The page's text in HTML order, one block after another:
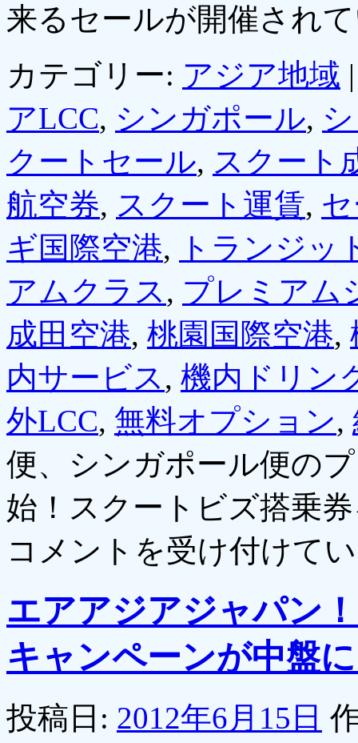
来るセールが開催され
カテゴリー: アジア地域 |
アLCC, シンガポール,
クートセール, スクート
航空券, スクート運賃,
ギ国際空港,
トランジッ
アムクラス , プレミアム
成田空港, 桃園国際空港,
内サービス , 機内ドリン
外LCC, 無料オプション,
便、シンガポール便の
始！スクートビズ搭乗
コメントを受け付けて
エアアジアジャパン
キャンペーンが中盤
投稿日: 2012年6月15日